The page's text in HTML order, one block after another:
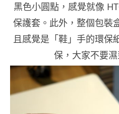
黑色小圓點，感覺就像
保護套。此外，整個包裝
且感覺是「鞋」手的環保
保，大家不要